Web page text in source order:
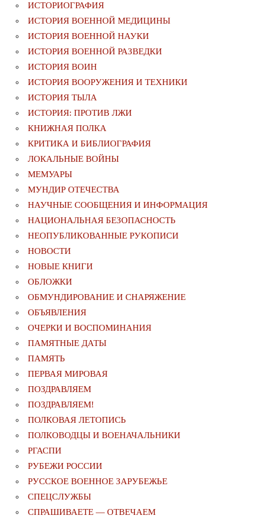
ИСТОРИОГРАФИЯ
ИСТОРИЯ ВОЕННОЙ МЕДИЦИНЫ
ИСТОРИЯ ВОЕННОЙ НАУКИ
ИСТОРИЯ ВОЕННОЙ РАЗВЕДКИ
ИСТОРИЯ ВОИН
ИСТОРИЯ ВООРУЖЕНИЯ И ТЕХНИКИ
ИСТОРИЯ ТЫЛА
ИСТОРИЯ: ПРОТИВ ЛЖИ
КНИЖНАЯ ПОЛКА
КРИТИКА И БИБЛИОГРАФИЯ
ЛОКАЛЬНЫЕ ВОЙНЫ
МЕМУАРЫ
МУНДИР ОТЕЧЕСТВА
НАУЧНЫЕ СООБЩЕНИЯ И ИНФОРМАЦИЯ
НАЦИОНАЛЬНАЯ БЕЗОПАСНОСТЬ
НЕОПУБЛИКОВАННЫЕ РУКОПИСИ
НОВОСТИ
НОВЫЕ КНИГИ
ОБЛОЖКИ
ОБМУНДИРОВАНИЕ И СНАРЯЖЕНИЕ
ОБЪЯВЛЕНИЯ
ОЧЕРКИ И ВОСПОМИНАНИЯ
ПАМЯТНЫЕ ДАТЫ
ПАМЯТЬ
ПЕРВАЯ МИРОВАЯ
ПОЗДРАВЛЯЕМ
ПОЗДРАВЛЯЕМ!
ПОЛКОВАЯ ЛЕТОПИСЬ
ПОЛКОВОДЦЫ И ВОЕНАЧАЛЬНИКИ
РГАСПИ
РУБЕЖИ РОССИИ
РУССКОЕ ВОЕННОЕ ЗАРУБЕЖЬЕ
СПЕЦСЛУЖБЫ
СПРАШИВАЕТЕ — ОТВЕЧАЕМ